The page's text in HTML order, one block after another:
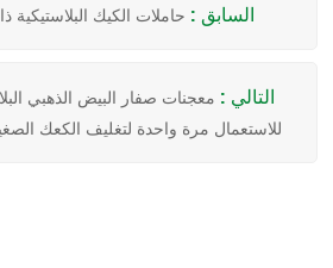
السابق : حاملات الكيك البلاستيكية
التالي : معجنات صفار البيض الذهبي
للاستعمال مرة واحدة لتغليف الكعك